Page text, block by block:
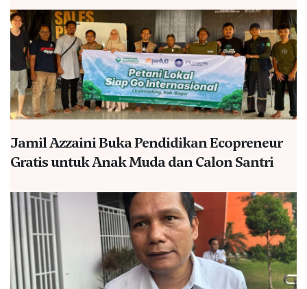
Jamil Azzaini Buka Pendidikan Ecopreneur
Gratis untuk Anak Muda dan Calon Santri